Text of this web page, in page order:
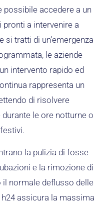
possibile accedere a un
a intervenire a
si tratti di un’emergenza
le aziende
intervento rapido ed
rappresenta un
di risolvere
le ore notturne o
la pulizia di fosse
e la rimozione di
normale deflusso delle
assicura la massima